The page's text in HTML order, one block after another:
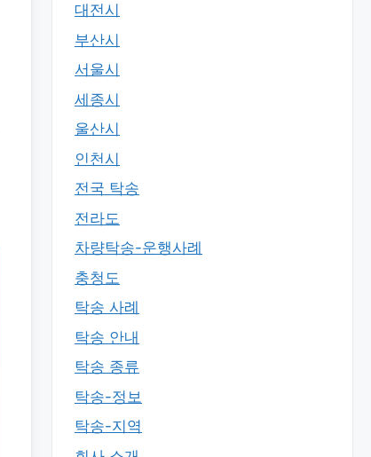
대전시
부산시
서울시
세종시
울산시
인천시
전국 탁송
전라도
차량탁송-운행사례
충청도
탁송 사례
탁송 안내
탁송 종류
탁송-정보
탁송-지역